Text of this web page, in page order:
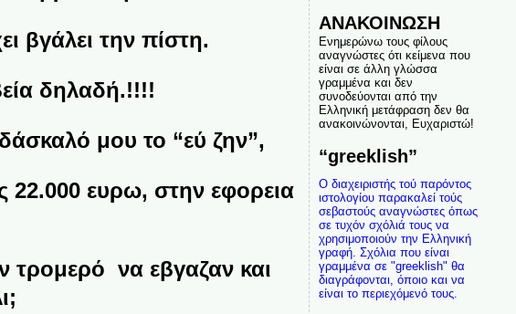
βγάλει την πίστη.
δηλαδή.!!!!
μου το “εύ ζην”,
ευρω, στην εφορεια
τρομερό να εβγαζαν και
ΑΝΑΚΟΙΝΩΣΗ
Ενημερώνω τους φίλους
αναγνώστες ότι κείμενα που
είναι σε άλλη γλώσσα
γραμμένα και δεν
συνοδεύονται από την
Ελληνική μετάφραση δεν θα
ανακοινώνονται, Ευχαριστώ!
“greeklish”
Ο διαχειριστής τού παρόντος
ιστολογίου παρακαλεί τούς
σεβαστούς αναγνώστες όπως
σε τυχόν σχόλιά τους να
χρησιμοποιούν την Ελληνική
γραφή. Σχόλια που είναι
γραμμένα σε "greeklish" θα
διαγράφονται, όποιο και να
είναι το περιεχόμενό τους.